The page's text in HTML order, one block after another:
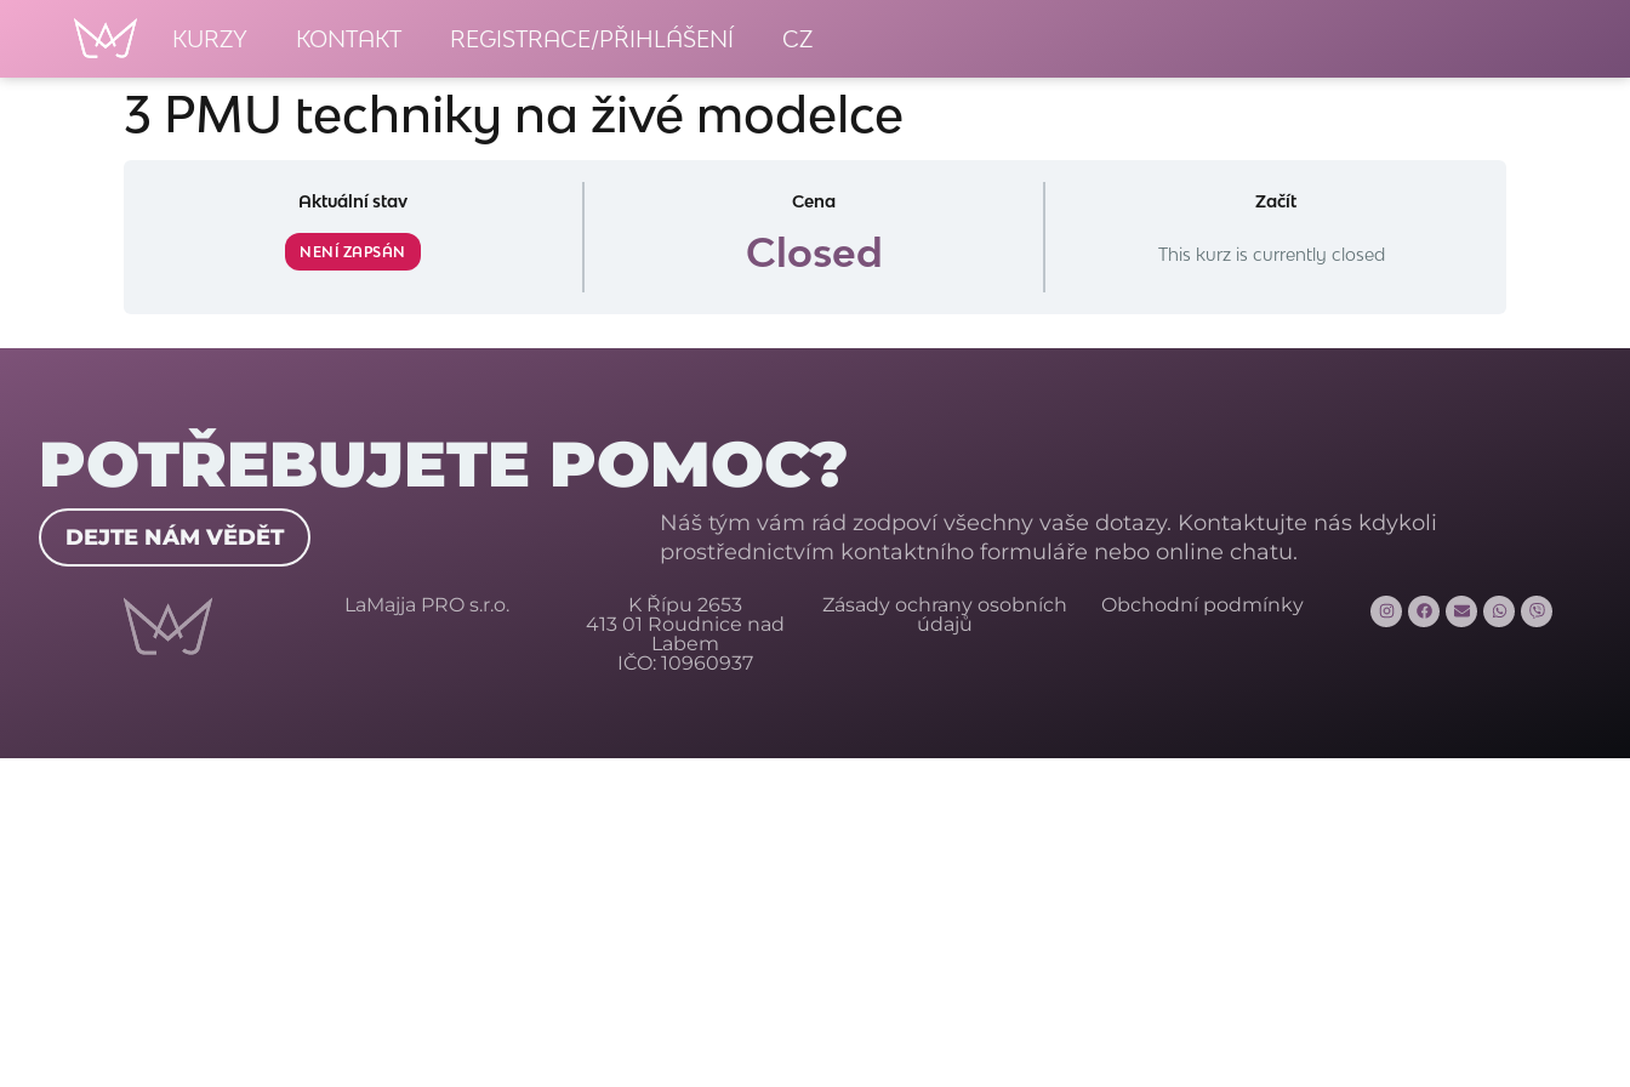
KURZY KONTAKT REGISTRACE/PŘIHLÁŠENÍ CZ
3 PMU techniky na živé modelce
Aktuální stav
NENÍ ZAPSÁN
Cena
Closed
Začít
This kurz is currently closed
POTŘEBUJETE POMOC?
DEJTE NÁM VĚDĚT
Náš tým vám rád zodpoví všechny vaše dotazy. Kontaktujte nás kdykoli
prostřednictvím kontaktního formuláře nebo online chatu.
LaMajja PRO s.r.o.
K Řípu 2653
413 01 Roudnice nad
Labem
IČO: 10960937
Zásady ochrany osobních
údajů
Obchodní podmínky